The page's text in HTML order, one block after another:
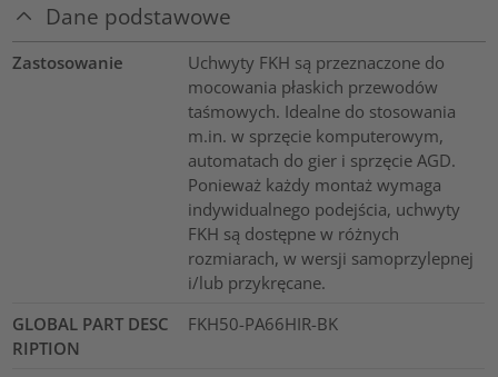
Dane podstawowe
Zastosowanie
Uchwyty FKH są przeznaczone do
mocowania płaskich przewodów
taśmowych. Idealne do stosowania
m.in. w sprzęcie komputerowym,
automatach do gier i sprzęcie AGD.
Ponieważ każdy montaż wymaga
indywidualnego podejścia, uchwyty
FKH są dostępne w różnych
rozmiarach, w wersji samoprzylepnej
i/lub przykręcane.
GLOBAL PART DESC
RIPTION
FKH50-PA66HIR-BK